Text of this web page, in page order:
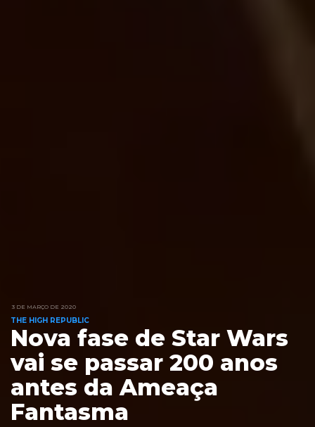
3 DE MARÇO DE 2020
THE HIGH REPUBLIC
Nova fase de Star Wars
vai se passar 200 anos
antes da Ameaça
Fantasma